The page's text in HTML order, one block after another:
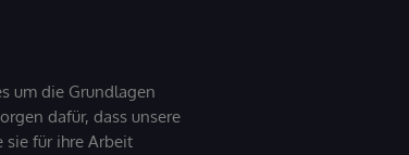
um die Grundlagen
dafür, dass unsere
sie für ihre Arbeit